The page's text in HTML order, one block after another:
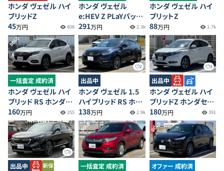
ホンダ ヴェゼル ハイ
ブリッドZ
45万円 808
ホンダ ヴェゼル
e:HEV Z PLaYパッケ
ージ
291万円 2.3k
ホンダ ヴェゼル ハイ
ブリットZ
88万円 1.7k
SOLD
一括査定 成約済
ホンダ ヴェゼル ハイ
ブリッド RS ホンダセ
ンシング
160万円 255
2
出品中
ホンダ ヴェゼル 1.5
ハイブリッド RS ホン
ダセンシング
138万円 2.9k
3
出品中
ホンダ ヴェゼル ハイ
ブリッドZ ホンダセン
シング 4WD
180万円 391
3
出品中
SOLD
一括査定 成約済
SOLD
オファー 成約済